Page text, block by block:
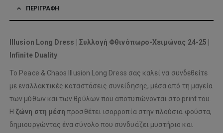
ΠΕΡΙΓΡΑΦΉ
Illusion Long Dress | Συλλογή Φθινόπωρο-Χειμώνας 24-25 |
Infinite Duality
Το Peace & Chaos Illusion Long Dress σας καλεί να συνδεθείτε
με εναλλακτικές καταστάσεις συνείδησης, μέσα από τη μαγεία
των μύθων και των θρύλων που αποτυπώνονται στο print του.
Η ζώνη στη μέση προσθέτει ισορροπία στην πλούσια φούστα,
δημιουργώντας ένα σύνολο που συνδυάζει μυστήριο και